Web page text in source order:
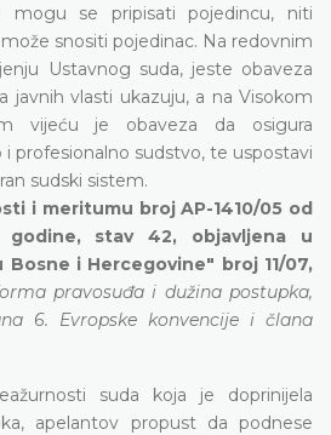
mogu se pripisati pojedincu, niti
snositi pojedinac. Na redovnim
Ustavnog suda, jeste obaveza
javnih vlasti ukazuju, a na Visokom
vijeću je obaveza da osigura
i profesionalno sudstvo, te uspostavi
sudski sistem.
i meritumu broj AP-1410/05 od
godine, stav 42, objavljena u
Bosne i Hercegovine" broj 11/07,
pravosuđa i dužina postupka,
6. Evropske konvencije i člana
suda koja je doprinijela
apelantov propust da podnese